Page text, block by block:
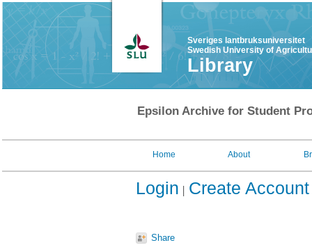
Sveriges lantbruksuniversitet
Swedish University of
Library
Epsilon Archive for Student
Home About
Login Create Account
Share